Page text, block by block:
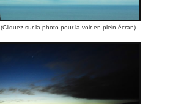
(Cliquez sur la photo pour la voir en plein écran)